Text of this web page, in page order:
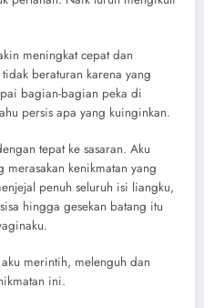
meningkat cepat dan
beraturan karena yang
bagian-bagian peka di
persis apa yang kuinginkan.
tepat ke sasaran. Aku
kenikmatan yang
penuh seluruh isi liangku,
hingga gesekan batang itu
merintih, melenguh dan
ini.